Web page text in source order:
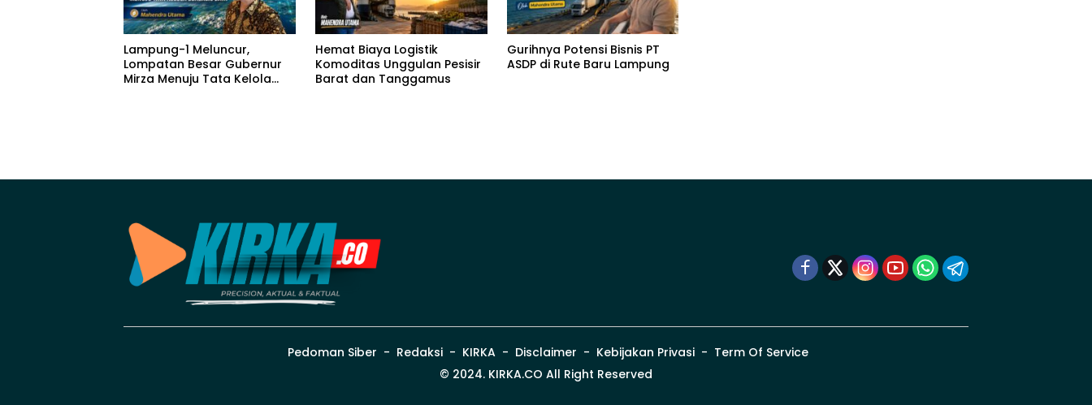
Lampung-1 Meluncur,
Lompatan Besar Gubernur
Mirza Menuju Tata Kelola
Hemat Biaya Logistik
Komoditas Unggulan Pesisir
Barat dan Tanggamus
Gurihnya Potensi Bisnis PT
ASDP di Rute Baru Lampung
Pedoman Siber Redaksi KIRKA Disclaimer Kebijakan Privasi
Term Of Service
© 2024. KIRKA.CO All Right Reserved